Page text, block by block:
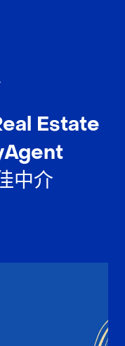
最佳中介
Estate
中介